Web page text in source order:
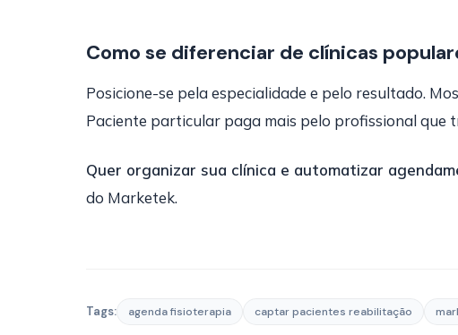
Como se diferenciar de clínicas
Posicione-se pela especialidade e pelo resultado.
Paciente particular paga mais pelo profissional que
Quer organizar sua clínica e automatizar
do Marketek.
Tags: agenda fisioterapia captar pacientes reabilitação